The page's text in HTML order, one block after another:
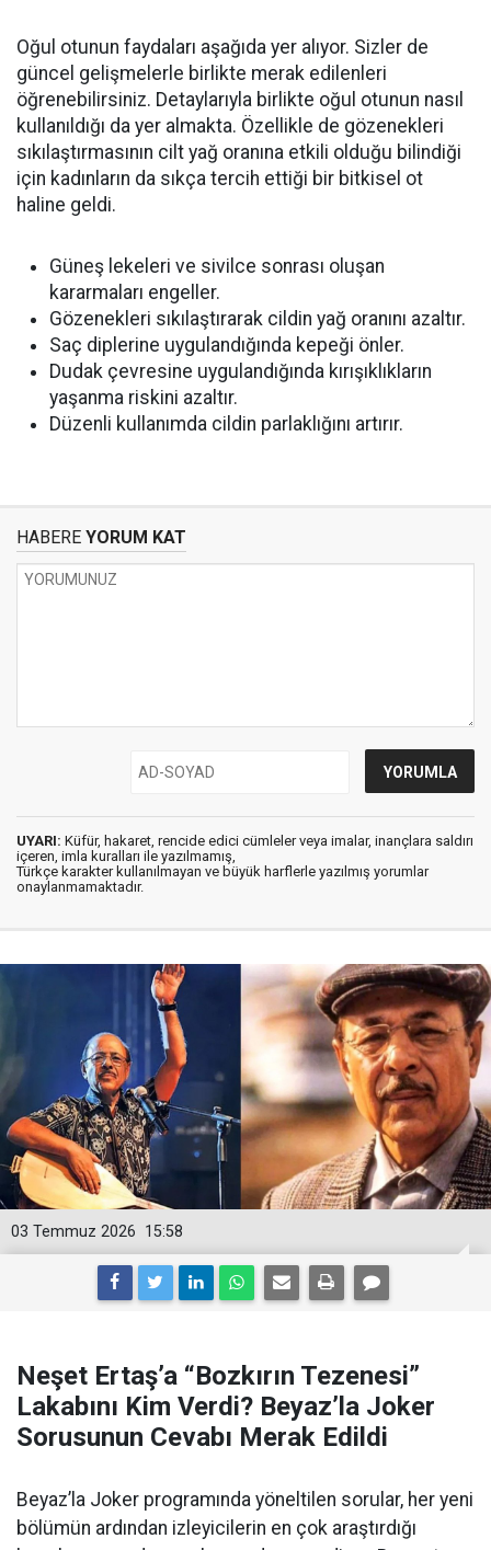
Oğul otunun faydaları aşağıda yer alıyor. Sizler de
güncel gelişmelerle birlikte merak edilenleri
öğrenebilirsiniz. Detaylarıyla birlikte oğul otunun nasıl
kullanıldığı da yer almakta. Özellikle de gözenekleri
sıkılaştırmasının cilt yağ oranına etkili olduğu bilindiği
için kadınların da sıkça tercih ettiği bir bitkisel ot
haline geldi.
Güneş lekeleri ve sivilce sonrası oluşan
kararmaları engeller.
Gözenekleri sıkılaştırarak cildin yağ oranını azaltır.
Saç diplerine uygulandığında kepeği önler.
Dudak çevresine uygulandığında kırışıklıkların
yaşanma riskini azaltır.
Düzenli kullanımda cildin parlaklığını artırır.
HABERE YORUM KAT
UYARI: Küfür, hakaret, rencide edici cümleler veya imalar, inançlara saldırı
içeren, imla kuralları ile yazılmamış,
Türkçe karakter kullanılmayan ve büyük harflerle yazılmış yorumlar
onaylanmamaktadır.
15:58
03 Temmuz 2026
Neşet Ertaş’a “Bozkırın Tezenesi”
Lakabını Kim Verdi? Beyaz’la Joker
Sorusunun Cevabı Merak Edildi
Beyaz’la Joker programında yöneltilen sorular, her yeni
bölümün ardından izleyicilerin en çok araştırdığı